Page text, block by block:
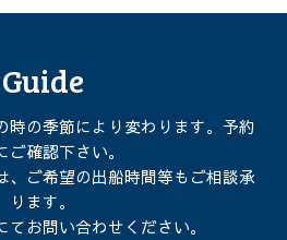
Guide
時の季節により変わります。予約
ご確認下さい。
ご希望の出船時間等もご相談承
ります。
お問い合わせください。